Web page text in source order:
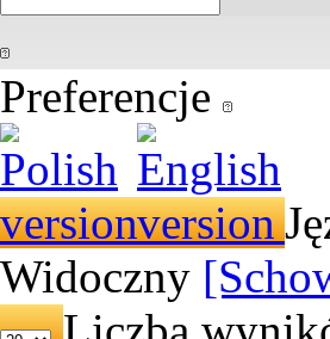
Preferencje
Widoczny